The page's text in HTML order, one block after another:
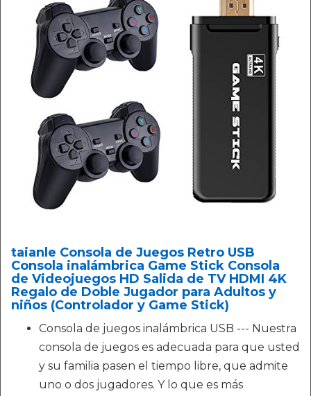
taianle Consola de Juegos Retro USB
Consola inalámbrica Game Stick Consola
de Videojuegos HD Salida de TV HDMI 4K
Regalo de Doble Jugador para Adultos y
niños (Controlador y Game Stick)
Consola de juegos inalámbrica USB --- Nuestra
consola de juegos es adecuada para que usted
y su familia pasen el tiempo libre, que admite
uno o dos jugadores. Y lo que es más